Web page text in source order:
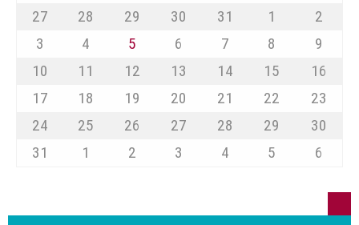
27
28 29 30 31 1
2
3
4 5 6 7 8
9
10
11 12 13 14 15
16
17
18 19 20 21 22
23
24
25 26 27 28 29
30
31
1 2 3 4 5 6